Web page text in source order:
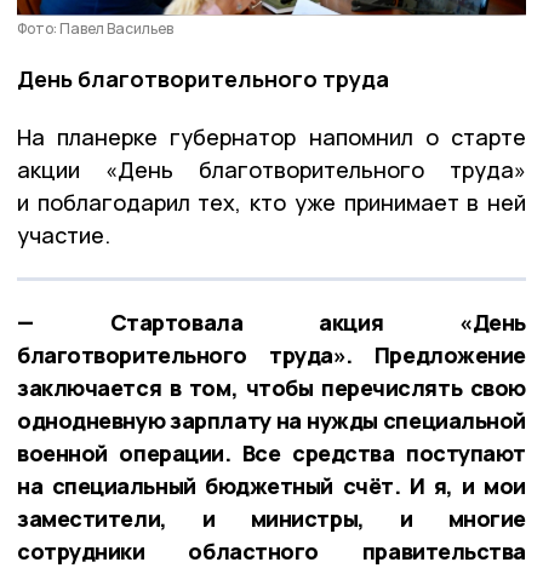
Фото: Павел Васильев
День благотворительного труда
На планерке губернатор напомнил о старте
акции «День благотворительного труда»
и поблагодарил тех, кто уже принимает в ней
участие.
— Стартовала акция «День
благотворительного труда». Предложение
заключается в том, чтобы перечислять свою
однодневную зарплату на нужды специальной
военной операции. Все средства поступают
на специальный бюджетный счёт. И я, и мои
заместители, и министры, и многие
сотрудники областного правительства